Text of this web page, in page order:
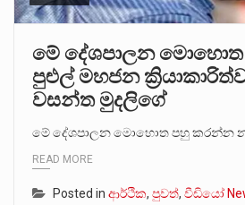
මේ දේශපාලන
පුළුල් මහජන
වසන්ත මුදලිගේ
මේ දේශපාලන මොහොත පහු කරන්න
READ MORE
Posted in ආර්ථික, පුවත්, වීඩියෝ